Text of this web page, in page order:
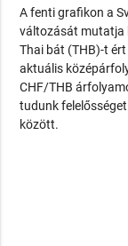
A fenti grafikon a
változását mutatja
Thai bát (THB)-t
aktuális
CHF/THB
tudunk
között.